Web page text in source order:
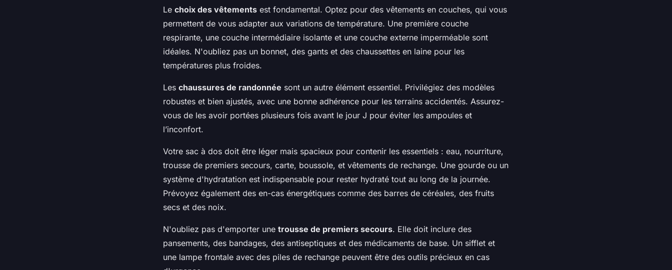
Le choix des vêtements est fondamental. Optez pour des vêtements en couches, qui vous
permettent de vous adapter aux variations de température. Une première couche
respirante, une couche intermédiaire isolante et une couche externe imperméable sont
idéales. N'oubliez pas un bonnet, des gants et des chaussettes en laine pour les
températures plus froides.
Les chaussures de randonnée sont un autre élément essentiel. Privilégiez des modèles
robustes et bien ajustés, avec une bonne adhérence pour les terrains accidentés. Assurez-
vous de les avoir portées plusieurs fois avant le jour J pour éviter les ampoules et
l’inconfort.
Votre sac à dos doit être léger mais spacieux pour contenir les essentiels : eau, nourriture,
trousse de premiers secours, carte, boussole, et vêtements de rechange. Une gourde ou un
système d'hydratation est indispensable pour rester hydraté tout au long de la journée.
Prévoyez également des en-cas énergétiques comme des barres de céréales, des fruits
secs et des noix.
N'oubliez pas d'emporter une trousse de premiers secours. Elle doit inclure des
pansements, des bandages, des antiseptiques et des médicaments de base. Un sifflet et
une lampe frontale avec des piles de rechange peuvent être des outils précieux en cas